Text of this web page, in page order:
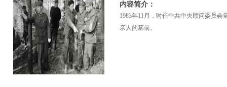
内容简介：
1983年11月，时任中共中央顾问委员
亲人的墓前。